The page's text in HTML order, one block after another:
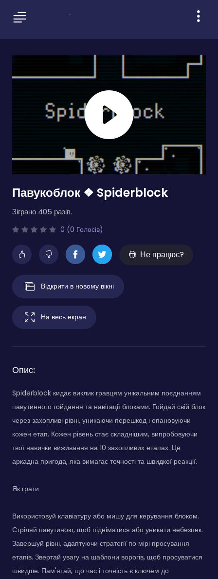
Павукоблок ❖ Spiderblock
Зіграно 405 разів.
0 (0 Голосів)
Не працює?
Відкрити в новому вікні
На весь екран
Опис:
Spiderblock кидає виклик гравцям унікальним поєднанням
павутинного гойдання та навігації блоками. Гойдай свій блок
через захопливі рівні, уникаючи перешкод і опановуючи
кожен етап. Кожен рівень стає складнішим, випробовуючи
твої навички виживання на 10 захопливих етапах. Це
аркадна пригода, яка вимагає точності та швидкої реакції.
Як грати
Використовуй клавіатуру або мишу для керування блоком.
Стріляй павутиною, щоб підніматися або уникати небезпек.
Завершуй рівні, адаптуючи стратегії по мірі просування
етапів. Звертай увагу на шаблони ворогів, щоб просуватися
швидше. Пам'ятай, що час і точність є ключем до